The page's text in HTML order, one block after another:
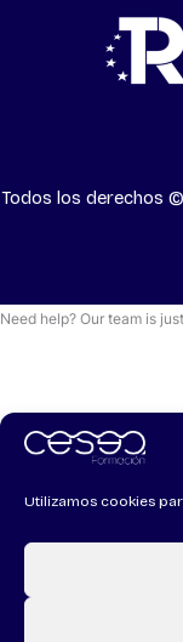
Utilizamos cookies
Todos los derechos
Need help? Our team is